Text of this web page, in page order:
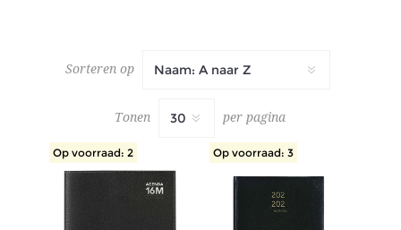
Sorteren op
Tonen per pagina
Op voorraad: 2 Op voorraad: 3